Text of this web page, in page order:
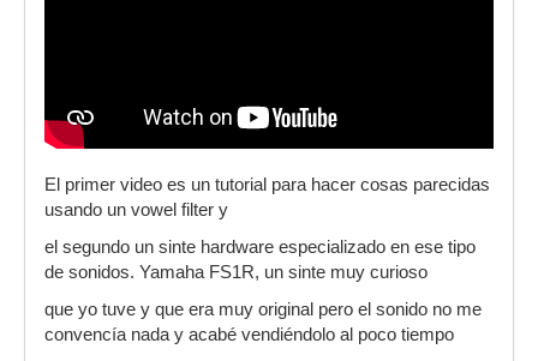
El primer video es un tutorial para hacer cosas parecidas
usando un vowel filter y
el segundo un sinte hardware especializado en ese tipo
de sonidos. Yamaha FS1R, un sinte muy curioso
que yo tuve y que era muy original pero el sonido no me
convencía nada y acabé vendiéndolo al poco tiempo